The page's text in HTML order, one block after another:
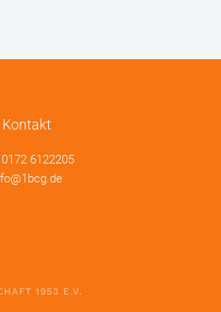
Kontakt
0172 6122205
1953 E.V.